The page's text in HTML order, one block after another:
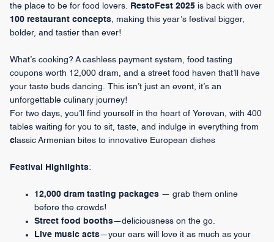
the place to be for food lovers. RestoFest 2025 is back with over
100 restaurant concepts, making this year’s festival bigger,
bolder, and tastier than ever!
What’s cooking? A cashless payment system, food tasting
coupons worth 12,000 dram, and a street food haven that’ll have
your taste buds dancing. This isn’t just an event, it’s an
unforgettable culinary journey!
For two days, you’ll find yourself in the heart of Yerevan, with 400
tables waiting for you to sit, taste, and indulge in everything from
c lassic Armenian bites to innovative European dishes
Festival Highlights:
12,000 dram tasting packages — grab them online
before the crowds!
Street food booths—deliciousness on the go.
Live music acts—your ears will love it as much as your